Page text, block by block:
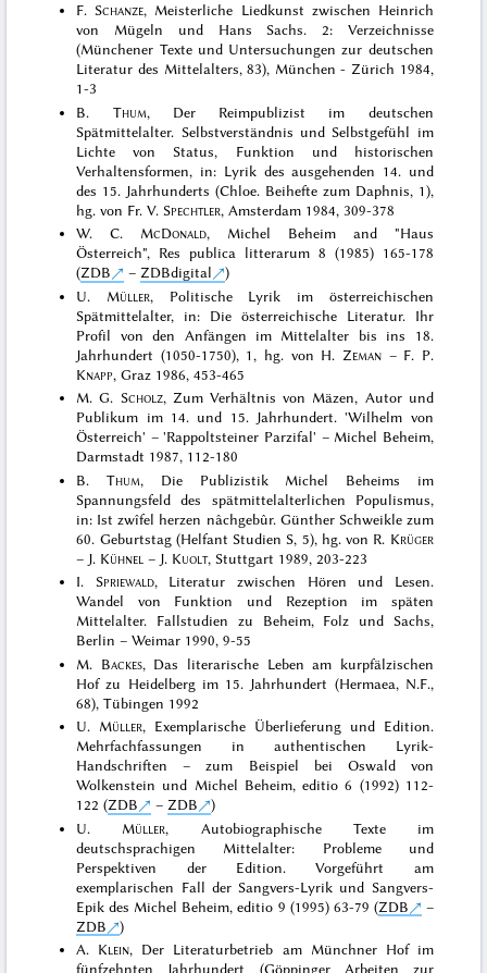
F.Schanze, Meisterliche Liedkunst zwischen Heinrich
von Mügeln und Hans Sachs. 2: Verzeichnisse
(Münchener Texte und Untersuchungen zur deutschen
Literatur des Mittelalters, 83), München - Zürich 1984,
1-3
B. Thum, Der Reimpublizist im deutschen
Spätmittelalter. Selbstverständnis und Selbstgefühl im
Lichte von Status, Funktion und historischen
Verhaltensformen, in: Lyrik des ausgehenden 14. und
des 15. Jahrhunderts (Chloe. Beihefte zum Daphnis, 1),
hg. von Fr. V. Spechtler, Amsterdam 1984, 309-378
W. C. McDonald, Michel Beheim and "Haus
Österreich", Res publica litterarum 8 (1985) 165-178
(ZDB –ZDBdigital
)
U. Müller, Politische Lyrik im österreichischen
Spätmittelalter, in: Die österreichische Literatur. Ihr
Profil von den Anfängen im Mittelalter bis ins 18.
Jahrhundert (1050-1750), 1, hg. von H. Zeman– F. P.
Knapp, Graz 1986, 453-465
M. G. Scholz, Zum Verhältnis von Mäzen, Autor und
Publikum im 14. und 15. Jahrhundert. 'Wilhelm von
Österreich' – 'Rappoltsteiner Parzifal' – Michel Beheim,
Darmstadt 1987, 112-180
B.Thum, Die Publizistik Michel Beheims im
Spannungsfeld des spätmittelalterlichen Populismus,
in: Ist zwîfel herzen nâchgebûr. Günther Schweikle zum
60. Geburtstag (Helfant Studien S, 5), hg. von R. Krüger
– J. Kühnel – J. Kuolt, Stuttgart 1989, 203-223
I. Spriewald, Literatur zwischen Hören und Lesen.
Wandel von Funktion und Rezeption im späten
Mittelalter. Fallstudien zu Beheim, Folz und Sachs,
Berlin – Weimar 1990, 9-55
M. Backes, Das literarische Leben am kurpfälzischen
Hof zu Heidelberg im 15. Jahrhundert (Hermaea, N.F.,
68), Tübingen 1992
U. Müller, Exemplarische Überlieferung und Edition.
Mehrfachfassungen in authentischen Lyrik-
Handschriften – zum Beispiel bei Oswald von
Wolkenstein und Michel Beheim, editio 6 (1992) 112-
122 (ZDB –ZDB
)
U. Müller, Autobiographische Texte im
deutschsprachigen Mittelalter: Probleme und
Perspektiven der Edition. Vorgeführt am
exemplarischen Fall der Sangvers-Lyrik und Sangvers-
Epik des Michel Beheim, editio 9 (1995) 63-79 (ZDB
–
ZDB
)
A. Klein, Der Literaturbetrieb am Münchner Hof im
fünfzehnten Jahrhundert (Göppinger Arbeiten zur